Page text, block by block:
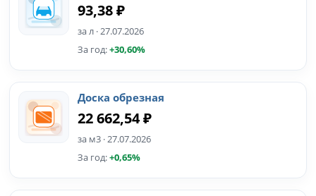
93,38 ₽
за л · 27.07.2026
За год:+30,60%
Доска обрезная
22 662,54 ₽
за м3 · 27.07.2026
За год:+0,65%